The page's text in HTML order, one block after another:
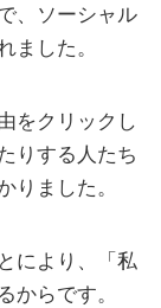
、ソーシャル
ました。
をクリックし
りする人たち
りました。
により、「私
からです。